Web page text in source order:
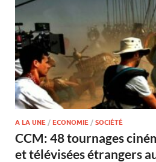
A LA UNE / ECONOMIE / SOCIÉTÉ
CCM: 48 tournages
et télévisées étrangers